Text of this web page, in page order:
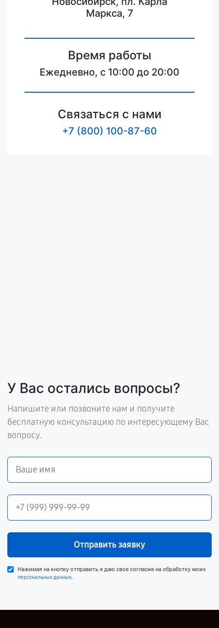
Маркса, 7
Время работы
Ежедневно, с 10:00 до 20:00
Связаться с нами
+7 (800) 100-87-60
У Вас остались вопросы?
Напишите или позвоните нам и получите
бесплатную консультацию по интересующему Вас
вопросу.
Отправить заявку
Нажимая на кнопку отправить я даю свое согласие на обработку моих
персональных данных.